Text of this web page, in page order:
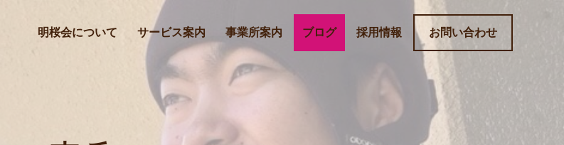
明桜会について サービス案内 事業所案内 ブログ 採用情報 お問い合わせ